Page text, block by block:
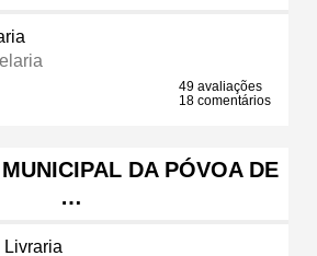
49 avaliações
18 comentários
DA PÓVOA DE
…
Livraria